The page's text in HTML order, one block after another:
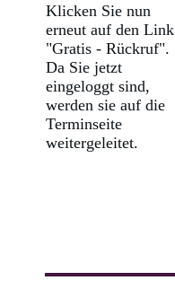
Klicken Sie nun
erneut auf den Link
"Gratis - Rückruf".
Da Sie jetzt
eingeloggt sind,
werden sie auf die
Terminseite
weitergeleitet.